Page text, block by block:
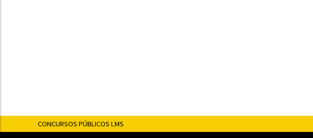
CONCURSOS PÚBLICOS LMS